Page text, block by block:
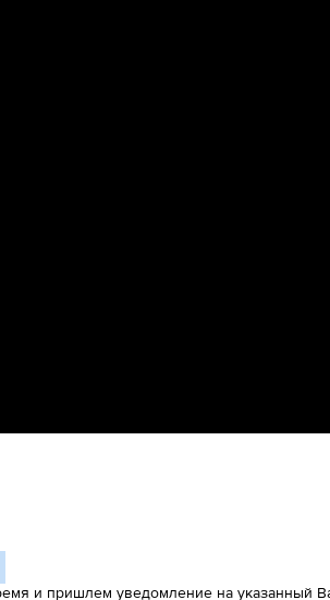
и пришлем уведомление на указанный